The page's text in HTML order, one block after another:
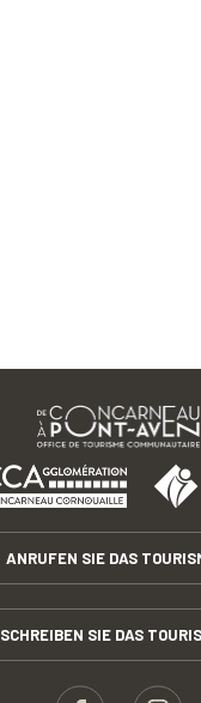
ANRUFEN SIE DAS
SCHREIBEN SIE DAS